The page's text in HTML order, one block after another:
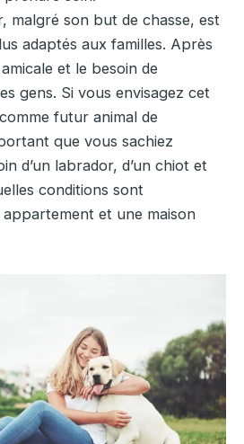
malgré son but de chasse, est
adaptés aux familles. Après
et le besoin de
gens. Si vous envisagez cet
futur animal de
que vous sachiez
d’un labrador, d’un chiot et
conditions sont
appartement et une maison